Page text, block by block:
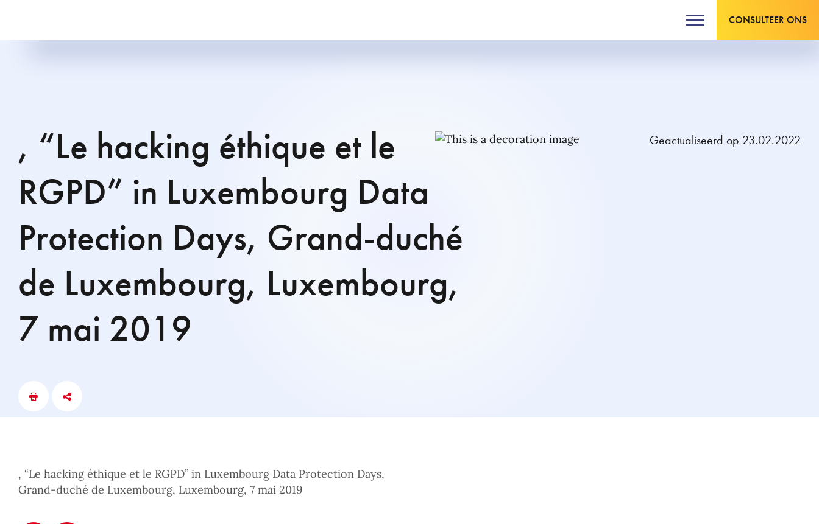
CONSULTEER ONS
, “Le hacking éthique et le
RGPD” in Luxembourg Data
Protection Days, Grand-duché
de Luxembourg, Luxembourg,
7 mai 2019
Geactualiseerd op 23.02.2022
, “Le hacking éthique et le RGPD” in Luxembourg Data Protection Days,
Grand-duché de Luxembourg, Luxembourg, 7 mai 2019